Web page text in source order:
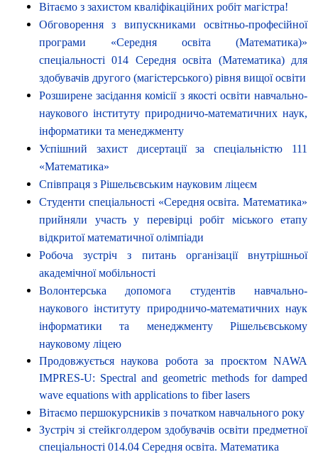
Вітаємо з захистом кваліфікаційних робіт магістра!
Обговорення з випускниками освітньо-професійної
програми «Середня освіта (Математика)»
спеціальності 014 Середня освіта (Математика) для
здобувачів другого (магістерського) рівня вищої освіти
Розширене засідання комісії з якості освіти навчально-
наукового інституту природничо-математичних наук,
інформатики та менеджменту
Успішний захист дисертації за спеціальністю 111
«Математика»
Співпраця з Рішельєвським науковим ліцеєм
Студенти спеціальності «Середня освіта. Математика»
прийняли участь у перевірці робіт міського етапу
відкритої математичної олімпіади
Робоча зустріч з питань організації внутрішньої
академічної мобільності
Волонтерська допомога студентів навчально-
наукового інституту природничо-математичних наук
інформатики та менеджменту Рішельєвському
науковому ліцею
Продовжується наукова робота за проєктом NAWA
IMPRES-U: Spectral and geometric methods for damped
wave equations with applications to fiber lasers
Вітаємо першокурсників з початком навчального року
Зустріч зі стейкголдером здобувачів освіти предметної
спеціальності 014.04 Середня освіта. Математика